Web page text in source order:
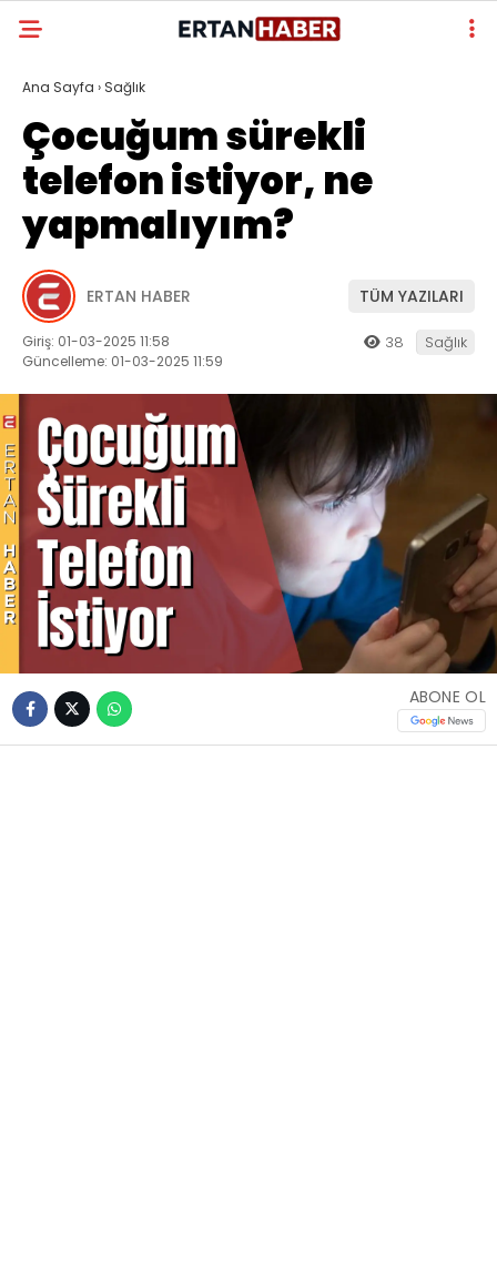
Ana Sayfa › Sağlık
Çocuğum sürekli
telefon istiyor, ne
yapmalıyım?
ERTAN HABER TÜM YAZILARI
Giriş: 01-03-2025 11:58
Güncelleme: 01-03-2025 11:59
38 Sağlık
ABONE OL